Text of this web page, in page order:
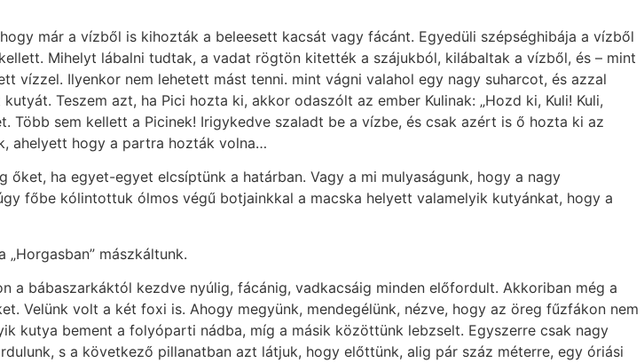
már a vízből is kihozták a beleesett kacsát vagy fácánt. Egyedüli szépséghibája a vízből
Mihelyt lábalni tudtak, a vadat rögtön kitették a szájukból, kilábaltak a vízből, és – mint
vízzel. Ilyenkor nem lehetett mást tenni. mint vágni valahol egy nagy suharcot, és azzal
Teszem azt, ha Pici hozta ki, akkor odaszólt az ember Kulinak: „Hozd ki, Kuli! Kuli,
Több sem kellett a Picinek! Irigykedve szaladt be a vízbe, és csak azért is ő hozta ki az
ahelyett hogy a partra hozták volna…
ha egyet-egyet elcsíptünk a határban. Vagy a mi mulyaságunk, hogy a nagy
főbe kólintottuk ólmos végű botjainkkal a macska helyett valamelyik kutyánkat, hogy a
mászkáltunk.
bábaszarkáktól kezdve nyúlig, fácánig, vadkacsáig minden előfordult. Akkoriban még a
Velünk volt a két foxi is. Ahogy megyünk, mendegélünk, nézve, hogy az öreg fűzfákon nem
kutya bement a folyóparti nádba, míg a másik közöttünk lebzselt. Egyszerre csak nagy
s a következő pillanatban azt látjuk, hogy előttünk, alig pár száz méterre, egy óriási